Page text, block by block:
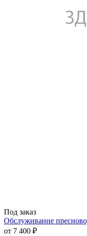
Под заказ
Обслуживание
от 7 400 ₽